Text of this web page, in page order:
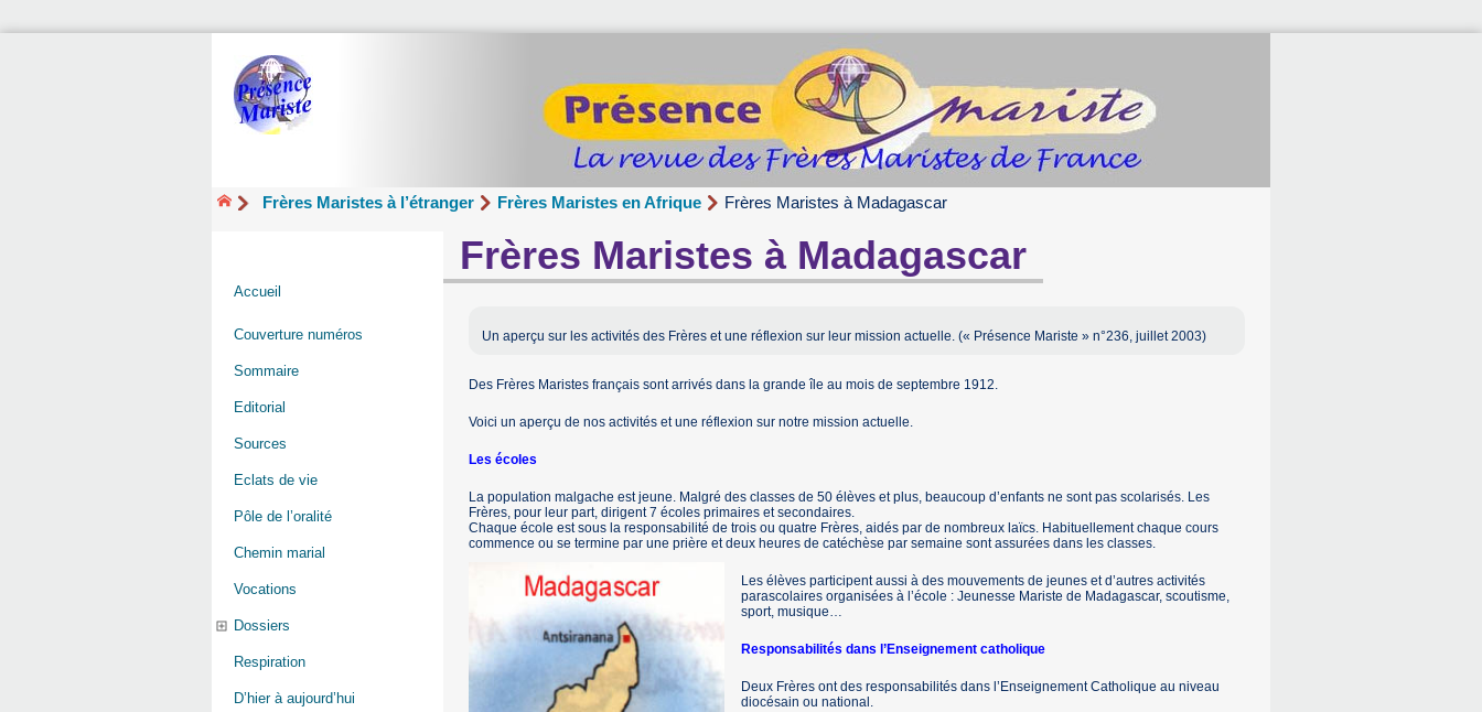
Frères Maristes à l’étranger Frères Maristes en Afrique Frères Maristes à Madagascar
Frères Maristes à Madagascar
Un aperçu sur les activités des Frères et une réflexion sur leur mission actuelle. (« Présence Mariste » n°236, juillet 2003)
Des Frères Maristes français sont arrivés dans la grande île au mois de septembre 1912.
Voici un aperçu de nos activités et une réflexion sur notre mission actuelle.
Les écoles
La population malgache est jeune. Malgré des classes de 50 élèves et plus, beaucoup d’enfants ne sont pas scolarisés. Les
Frères, pour leur part, dirigent 7 écoles primaires et secondaires.
Chaque école est sous la responsabilité de trois ou quatre Frères, aidés par de nombreux laïcs. Habituellement chaque cours
commence ou se termine par une prière et deux heures de catéchèse par semaine sont assurées dans les classes.
Les élèves participent aussi à des mouvements de jeunes et d’autres activités
parascolaires organisées à l’école : Jeunesse Mariste de Madagascar, scoutisme,
sport, musique…
Responsabilités dans l’Enseignement catholique
Deux Frères ont des responsabilités dans l’Enseignement Catholique au niveau
diocésain ou national.
Accueil
Couverture numéros
Sommaire
Editorial
Sources
Eclats de vie
Pôle de l’oralité
Chemin marial
Vocations
Dossiers
Respiration
D’hier à aujourd’hui